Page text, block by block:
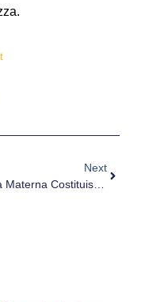
Next
Obesità Materna Costituisce Un Problema Di Salute Globale